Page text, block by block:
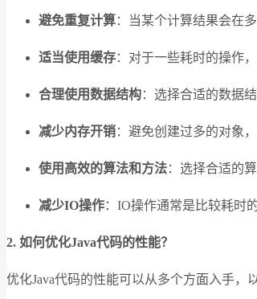
避免重复计算：当某个计算结果会在
适当使用缓存：对于一些耗时的操作
合理使用数据结构：选择合适的数据
减少内存开销：避免创建过多的对象
使用高效的算法和方法：选择合适的
减少IO操作：IO操作通常是比较耗时
2. 如何优化Java代码的性能？
优化Java代码的性能可以从多个方面入手，